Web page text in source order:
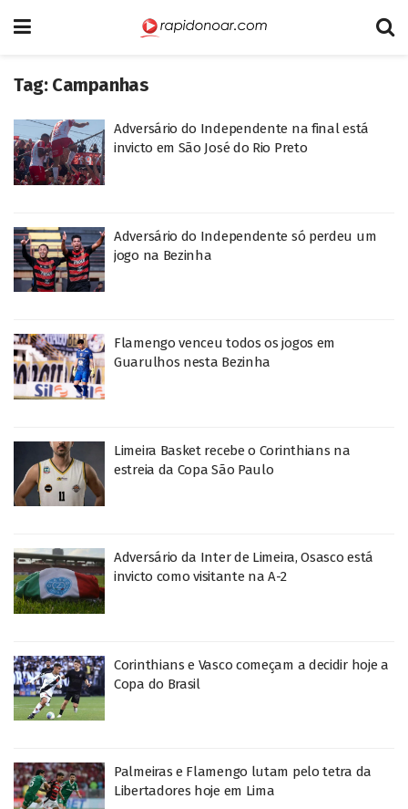
Tag: Campanhas
Adversário do Independente na final está
invicto em São José do Rio Preto
Adversário do Independente só perdeu um
jogo na Bezinha
Flamengo venceu todos os jogos em
Guarulhos nesta Bezinha
Limeira Basket recebe o Corinthians na
estreia da Copa São Paulo
Adversário da Inter de Limeira, Osasco está
invicto como visitante na A-2
Corinthians e Vasco começam a decidir hoje a
Copa do Brasil
Palmeiras e Flamengo lutam pelo tetra da
Libertadores hoje em Lima